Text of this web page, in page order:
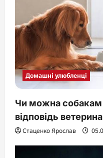
o
n
Домашні улюбленці
Чи можна собакам
відповідь
Стаценко Ярослав